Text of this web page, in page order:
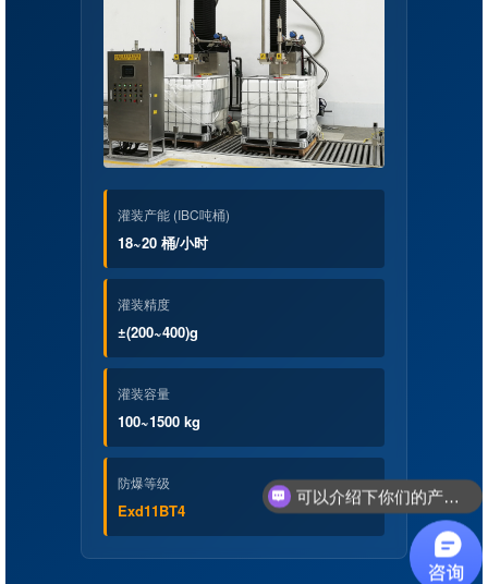
灌装产能 (IBC吨桶)
18~20 桶/小时
灌装精度
±(200~400)g
灌装容量
100~1500 kg
防爆等级
Exd11BT4
可以介绍下你们的产品么？